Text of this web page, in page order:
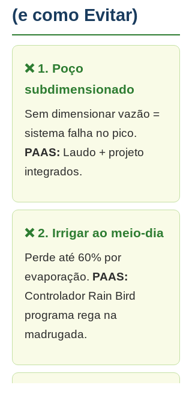
(e como Evitar)
❌ 1. Poço
subdimensionado
Sem dimensionar vazão =
sistema falha no pico.
PAAS: Laudo + projeto
integrados.
❌ 2. Irrigar ao meio-dia
Perde até 60% por
evaporação. PAAS:
Controlador Rain Bird
programa rega na
madrugada.